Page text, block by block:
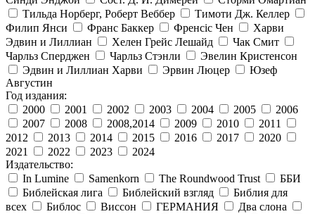
Тильда Норберг, Роберт Веббер
Тимоти Дж. Келлер
Филип Янси
Франс Баккер Френсіс Чен
Харви
Эдвин и Лиллиан
Хелен Грейс Лешайд
Чак Смит
Чарльз Сперджен
Чарльз Стэнли
Эвелин Кристенсон
Эдвин и Лиллиан Харви
Эрвин Люцер
Юзеф
Августин
Год издания:
2000
2001 2002 2003 2004 2005
2006
2007
2008 2008,2014 2009 2010
2011
2012
2013 2014 2015 2016 2017
2020
2021
2022 2023
2024
Издательство:
In Lumine
Samenkorn The Roundwood Trust
ББИ
Библейская лига
Библейский взгляд
Библия для
всех
Библос Виссон ГЕРМАНИЯ
Два слона